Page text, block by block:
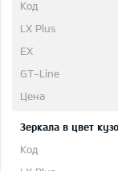
Зеркала в цвет